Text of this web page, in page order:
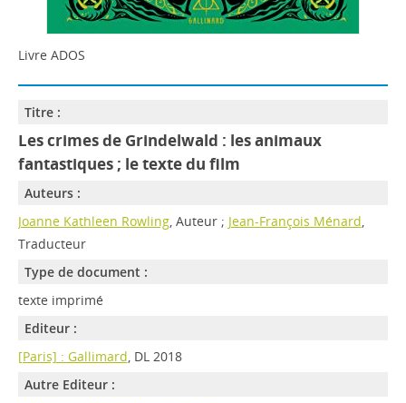
Livre ADOS
Titre :
Les crimes de Grindelwald : les animaux
fantastiques ; le texte du film
Auteurs :
Joanne Kathleen Rowling, Auteur ; Jean-François Ménard,
Traducteur
Type de document :
texte imprimé
Editeur :
[Paris] : Gallimard, DL 2018
Autre Editeur :